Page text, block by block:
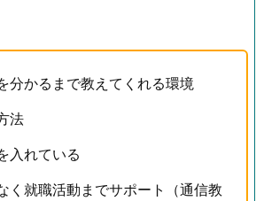
分かるまで教えてくれる環境
法
入れている
く就職活動までサポート（通信教